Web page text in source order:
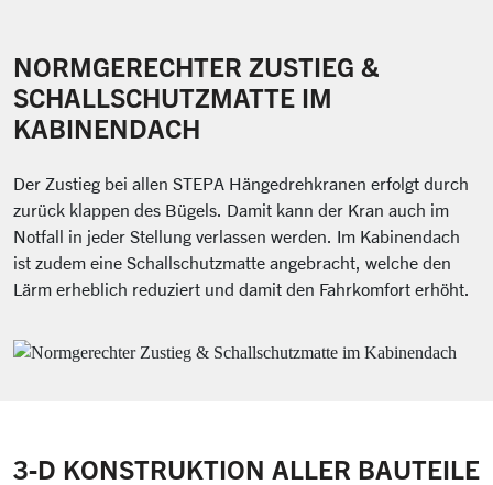
NORMGERECHTER ZUSTIEG &
SCHALLSCHUTZMATTE IM
KABINENDACH
Der Zustieg bei allen STEPA Hängedrehkranen erfolgt durch
zurück klappen des Bügels. Damit kann der Kran auch im
Notfall in jeder Stellung verlassen werden. Im Kabinendach
ist zudem eine Schallschutzmatte angebracht, welche den
Lärm erheblich reduziert und damit den Fahrkomfort erhöht.
3-D KONSTRUKTION ALLER BAUTEILE